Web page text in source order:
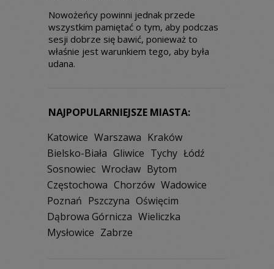
Nowożeńcy powinni jednak przede
wszystkim pamiętać o tym, aby podczas
sesji dobrze się bawić, ponieważ to
właśnie jest warunkiem tego, aby była
udana.
NAJPOPULARNIEJSZE MIASTA:
Katowice Warszawa Kraków
Bielsko-Biała Gliwice Tychy Łódź
Sosnowiec Wrocław Bytom
Częstochowa Chorzów Wadowice
Poznań Pszczyna Oświęcim
Dąbrowa Górnicza Wieliczka
Mysłowice Zabrze